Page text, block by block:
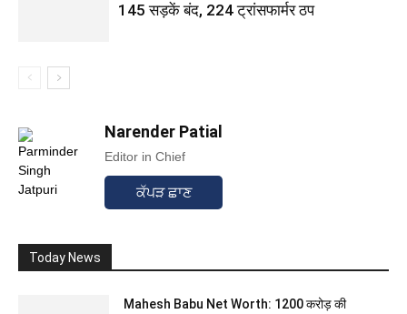
145 सड़कें बंद, 224 ट्रांसफार्मर ठप
Narender Patial
Editor in Chief
ਕੱਪੜ ਛਾਣ
Today News
Mahesh Babu Net Worth: 1200 करोड़ की